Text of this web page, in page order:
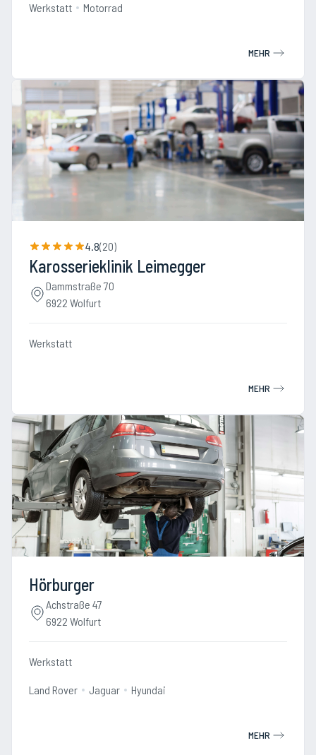
Werkstatt Motorrad
MEHR
4.8(20)
Karosserieklinik Leimegger
Dammstraße 70
6922 Wolfurt
Werkstatt
MEHR
Hörburger
Achstraße 47
6922 Wolfurt
Werkstatt
Land Rover Jaguar Hyundai
MEHR